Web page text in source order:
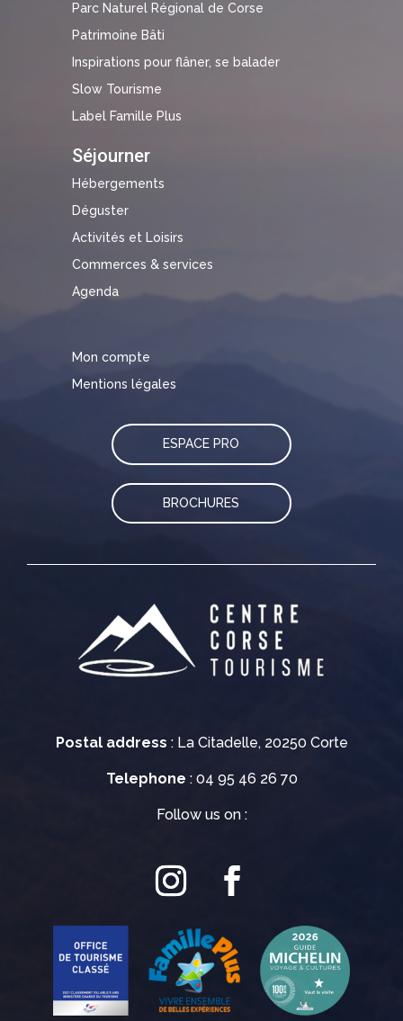
Postal address : La Citadelle, 20250 Corte
Telephone : 04 95 46 26 70
Follow us on :
Parc Naturel Régional de Corse
Patrimoine Bâti
Inspirations pour flâner, se balader
Slow Tourisme
Label Famille Plus
Séjourner
Hébergements
Déguster
Activités et Loisirs
Commerces & services
Agenda
Mon compte
Mentions légales
ESPACE PRO
BROCHURES